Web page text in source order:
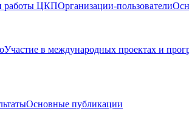
работы ЦКПОрганизации-пользователи
Участие в международных проектах и
Основные публикации